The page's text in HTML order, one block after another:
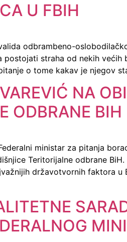
U FBIH
odbrambeno-
postojati straha od nekih
o tome kakav je njegov
NA
ODBRANE BIH
ministar za pitanja
Teritorijalne odbrane
državotvornih faktora